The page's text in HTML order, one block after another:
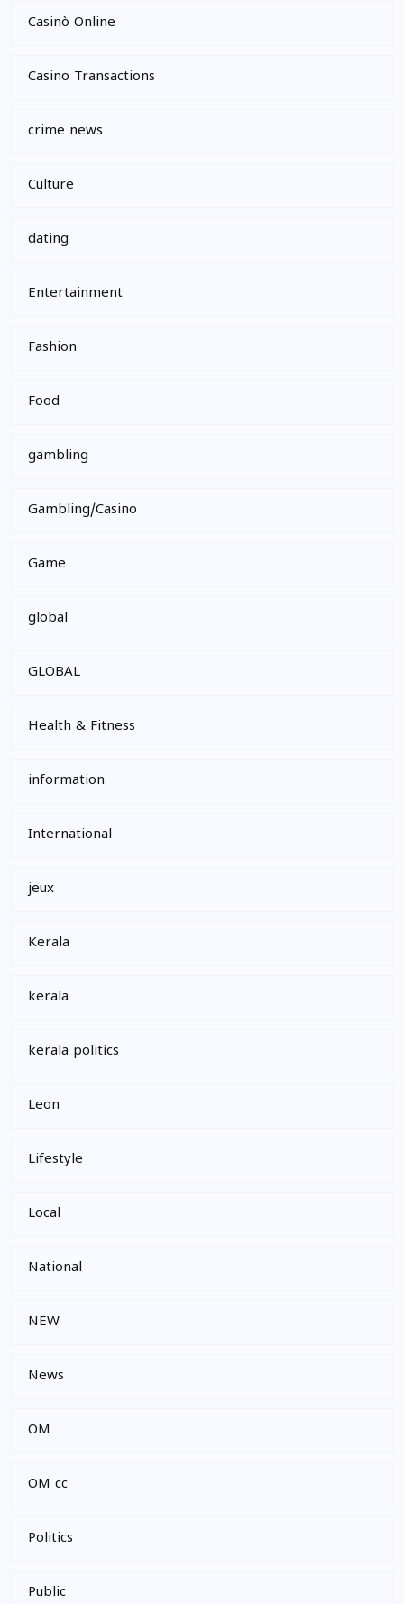
Casinò Online
Casino Transactions
crime news
Culture
dating
Entertainment
Fashion
Food
gambling
Gambling/Casino
Game
global
GLOBAL
Health & Fitness
information
International
jeux
Kerala
kerala
kerala politics
Leon
Lifestyle
Local
National
NEW
News
OM
OM cc
Politics
Public